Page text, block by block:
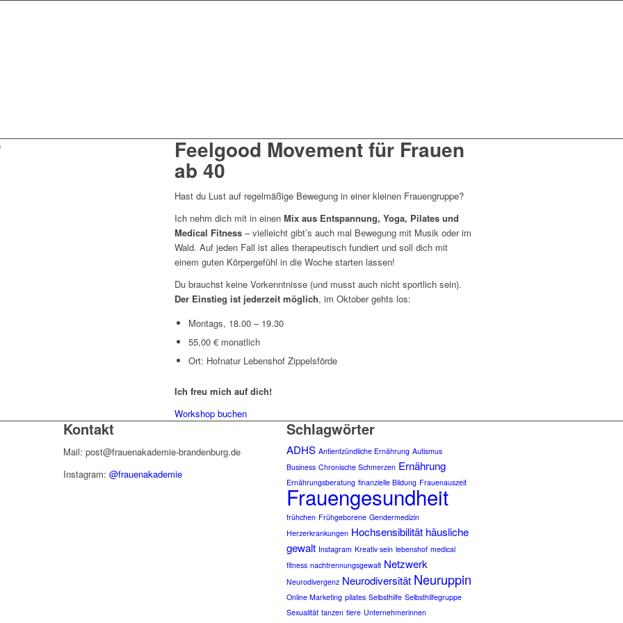
Feelgood Movement für Frauen
ab 40
Hast du Lust auf regelmäßige Bewegung in einer kleinen Frauengruppe?
Ich nehm dich mit in einenMix aus Entspannung, Yoga, Pilates und
Medical Fitness – vielleicht gibt’s auch mal Bewegung mit Musik oder im
Wald. Auf jeden Fall ist alles therapeutisch fundiert und soll dich mit
einem guten Körpergefühl in die Woche starten lassen!
Du brauchst keine Vorkenntnisse (und musst auch nicht sportlich sein).
Der Einstieg ist jederzeit möglich, im Oktober gehts los:
Montags, 18.00 – 19.30
55,00 € monatlich
Ort: Hofnatur Lebenshof Zippelsförde
Ich freu mich auf dich!
Workshop buchen
Kontakt
Mail: post@frauenakademie-brandenburg.de
Instagram: @frauenakademie
Schlagwörter
ADHS Antientzündliche Ernährung Autismus
Business Chronische Schmerzen Ernährung
Ernährungsberatung finanzielle Bildung Frauenauszeit
Frauengesundheit
frühchen Frühgeborene Gendermedizin
Herzerkrankungen Hochsensibilität häusliche
gewalt Instagram Kreativ sein lebenshof medical
fitness nachtrennungsgewalt Netzwerk
Neurodivergenz Neurodiversität Neuruppin
Online Marketing pilates Selbsthilfe Selbsthilfegruppe
Sexualität tanzen tiere Unternehmerinnen